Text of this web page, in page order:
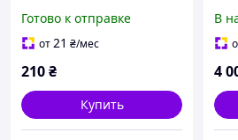
обуви 35-39. Мягкие
подпяточники
шпоре
Готово к отправке
от21 ₴/мес
210₴
Купить
В
4